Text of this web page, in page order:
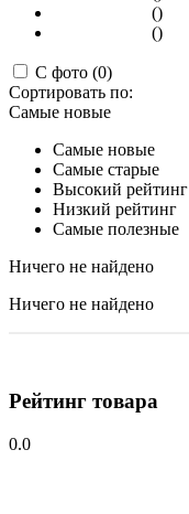
()
()
С фото (0)
Сортировать по:
Самые новые
Самые новые
Самые старые
Высокий рейтинг
Низкий рейтинг
Самые полезные
Ничего не найдено
Ничего не найдено
Рейтинг товара
0.0